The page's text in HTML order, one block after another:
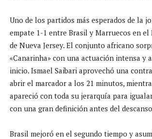
Uno de los partidos más esperados de la
empate 1-1 entre Brasil y Marruecos en el
de Nueva Jersey. El conjunto africano
«Canarinha» con una actuación intensa y
inicio. Ismael Saibari aprovechó una
abrir el marcador a los 21 minutos,
apareció con toda su jerarquía para
con una gran definición antes del
Brasil mejoró en el segundo tiempo y